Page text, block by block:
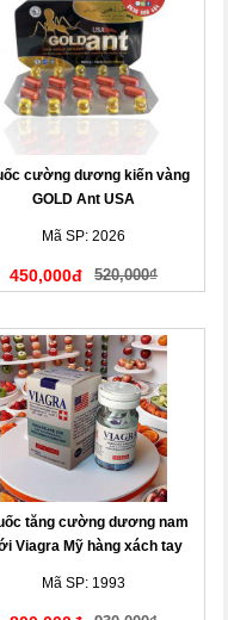
cường dương kiến vàng
GOLD Ant USA
Mã SP: 2026
450,000đ 520,000₫
tăng cường dương nam
Viagra Mỹ hàng xách tay
Mã SP: 1993